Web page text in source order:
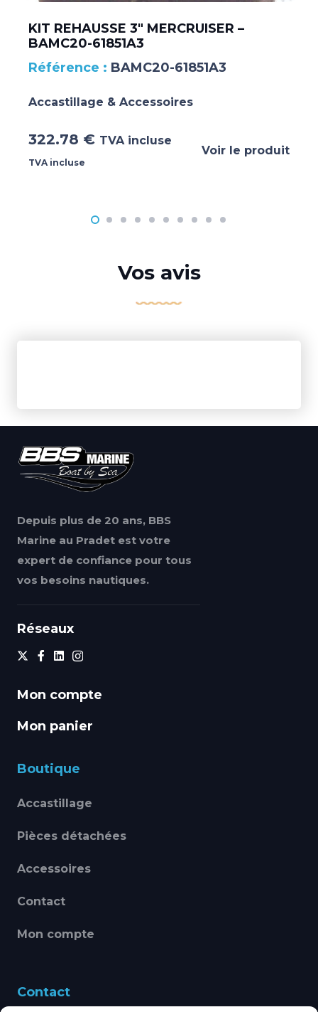
KIT REHAUSSE 3″ MERCRUISER –
BAMC20-61851A3
BAMC20-61851A3
Accastillage & Accessoires
322.78 € TVA incluse
TVA incluse
Voir le produit
Vos avis
Depuis plus de 20 ans, BBS
Marine au Pradet est votre
expert de confiance pour tous
vos besoins nautiques.
Réseaux
Mon compte
Mon panier
Boutique
Accastillage
Pièces détachées
Accessoires
Contact
Mon compte
Contact